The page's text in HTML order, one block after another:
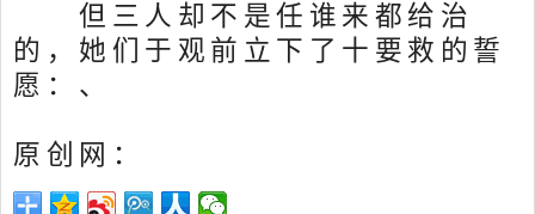
但三人却不是任谁来都给治
的，她们于观前立下了十要救的誓
愿：、
原创网：